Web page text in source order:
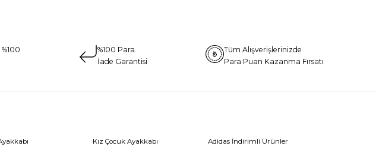
%100 Para
İade Garantisi
Tüm Alışverişlerinizde
Para Puan Kazanma Fırsatı
Kız Çocuk Ayakkabı
Adidas İndirimli Ürünler